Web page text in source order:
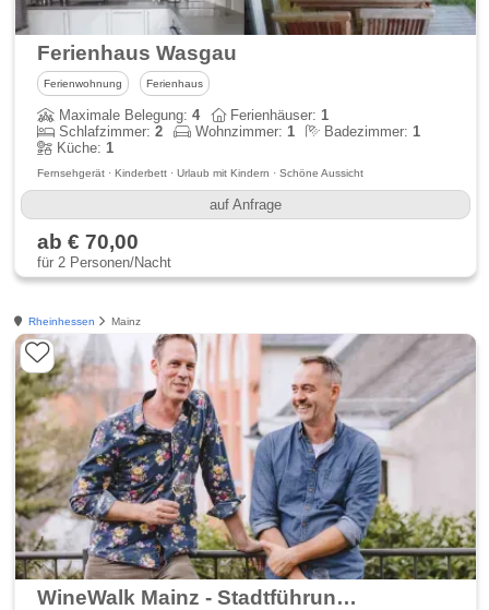
Ferienhaus Wasgau
Ferienwohnung Ferienhaus
Maximale Belegung:4 Ferienhäuser:1
Schlafzimmer:2 Wohnzimmer:1 Badezimmer:1
Küche:1
Fernsehgerät · Kinderbett · Urlaub mit Kindern · Schöne Aussicht
auf Anfrage
ab € 70,00
für 2 Personen/Nacht
Rheinhessen Mainz
WineWalk Mainz - Stadtführungen mit Genuss